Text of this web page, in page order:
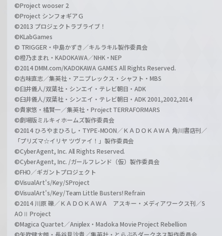
©Project wooser 2
©Project シンフォギアＧ
©2013 プロジェクトラブライブ！
©KLabGames
© TRIGGER・中島かずき／キルラキル製作委員会
©橙乃ままれ・KADOKAWA／NHK・NEP
©2014 DMM.com/KADOKAWA GAMES All Rights Reserved.
©古味直志／集英社・アニプレックス・シャフト・MBS
©臼井儀人/双葉社・シンエイ・テレビ朝日・ADK
©臼井儀人/双葉社・シンエイ・テレビ朝日・ADK 2001,2002,2014
©貴家悠・橘賢一／集英社・Project TERRAFORMARS
©劇場版ミルキィホームズ製作委員会
©2014 ひろやまひろし・TYPE-MOON／ＫＡＤＯＫＡＷＡ 角川書店刊／
「プリズマ☆イリヤ ツヴァイ！」製作委員会
©CyberAgent, Inc. All Rights Reserved.
©CyberAgent, Inc. /ガールフレンド（仮）製作委員会
©FHO／ギガントプロジェクト
©VisualArt's/Key/SProject
©VisualArt's/Key/Team Little Busters! Refrain
©2014 川原 礫／ＫＡＤＯＫＡＷＡ アスキー・メディアワークス刊／S
AOⅡ Project
©Magica Quartet／Aniplex・Madoka Movie Project Rebellion
©矢吹健太朗・長谷見沙貴／集英社・とらぶるダークネス製作委員会